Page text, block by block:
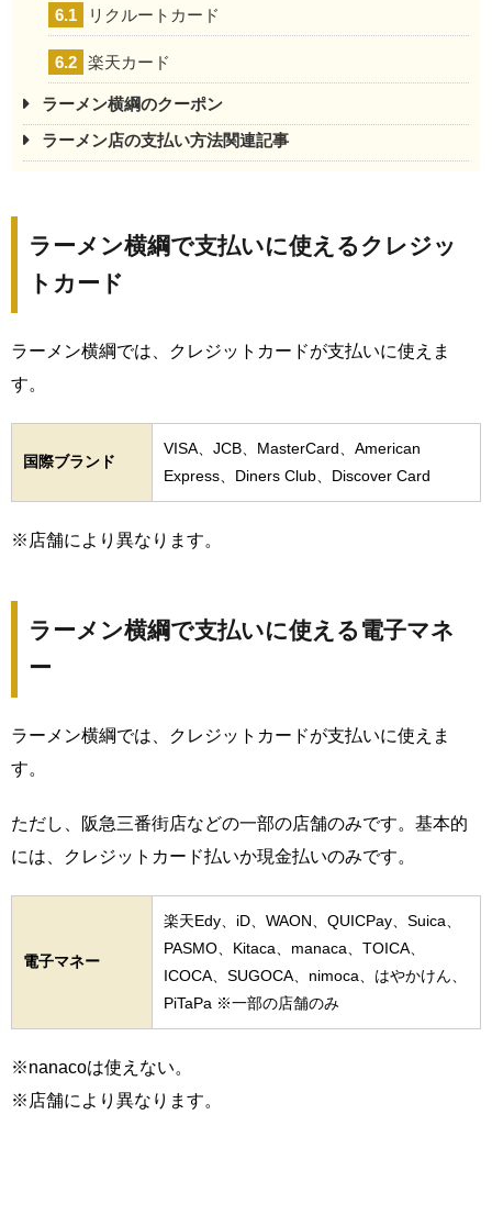
6.1 リクルートカード
6.2 楽天カード
ラーメン横綱のクーポン
ラーメン店の支払い方法関連記事
ラーメン横綱で支払いに使えるクレジッ
トカード
ラーメン横綱では、クレジットカードが支払いに使えま
す。
国際ブランド
VISA、JCB、MasterCard、American
Express、Diners Club、Discover Card
※店舗により異なります。
ラーメン横綱で支払いに使える電子マネ
ー
ラーメン横綱では、クレジットカードが支払いに使えま
す。
ただし、阪急三番街店などの一部の店舗のみです。基本的
には、クレジットカード払いか現金払いのみです。
電子マネー
楽天Edy、iD、WAON、QUICPay、Suica、
PASMO、Kitaca、manaca、TOICA、
ICOCA、SUGOCA、nimoca、はやかけん、
PiTaPa ※一部の店舗のみ
※nanacoは使えない。
※店舗により異なります。